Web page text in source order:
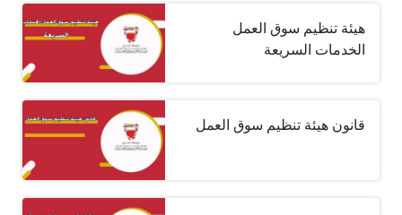
هيئة تنظيم سوق العمل
الخدمات السريعة
قانون هيئة تنظيم سوق العمل